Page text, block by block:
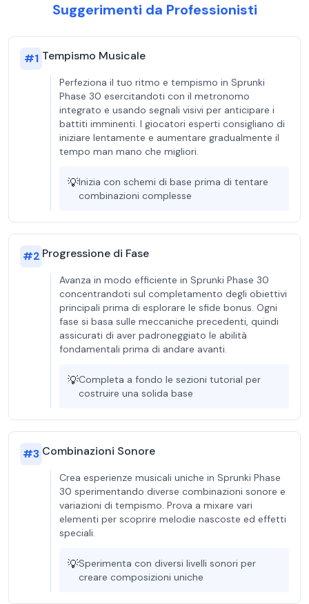
Suggerimenti da Professionisti
#1 Tempismo Musicale
Perfeziona il tuo ritmo e tempismo in Sprunki
Phase 30 esercitandoti con il metronomo
integrato e usando segnali visivi per anticipare i
battiti imminenti. I giocatori esperti consigliano di
iniziare lentamente e aumentare gradualmente il
tempo man mano che migliori.
💡Inizia con schemi di base prima di tentare
combinazioni complesse
#2 Progressione di Fase
Avanza in modo efficiente in Sprunki Phase 30
concentrandoti sul completamento degli obiettivi
principali prima di esplorare le sfide bonus. Ogni
fase si basa sulle meccaniche precedenti, quindi
assicurati di aver padroneggiato le abilità
fondamentali prima di andare avanti.
💡Completa a fondo le sezioni tutorial per
costruire una solida base
#3 Combinazioni Sonore
Crea esperienze musicali uniche in Sprunki Phase
30 sperimentando diverse combinazioni sonore e
variazioni di tempismo. Prova a mixare vari
elementi per scoprire melodie nascoste ed effetti
speciali.
💡Sperimenta con diversi livelli sonori per
creare composizioni uniche